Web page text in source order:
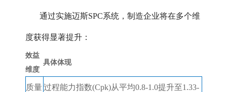
通过实施迈斯SPC系统，制造企业将在多个维
度获得显著提升：
效益
维度
具体体现
质量过程能力指数(Cpk)从平均0.8-1.0提升至1.33-